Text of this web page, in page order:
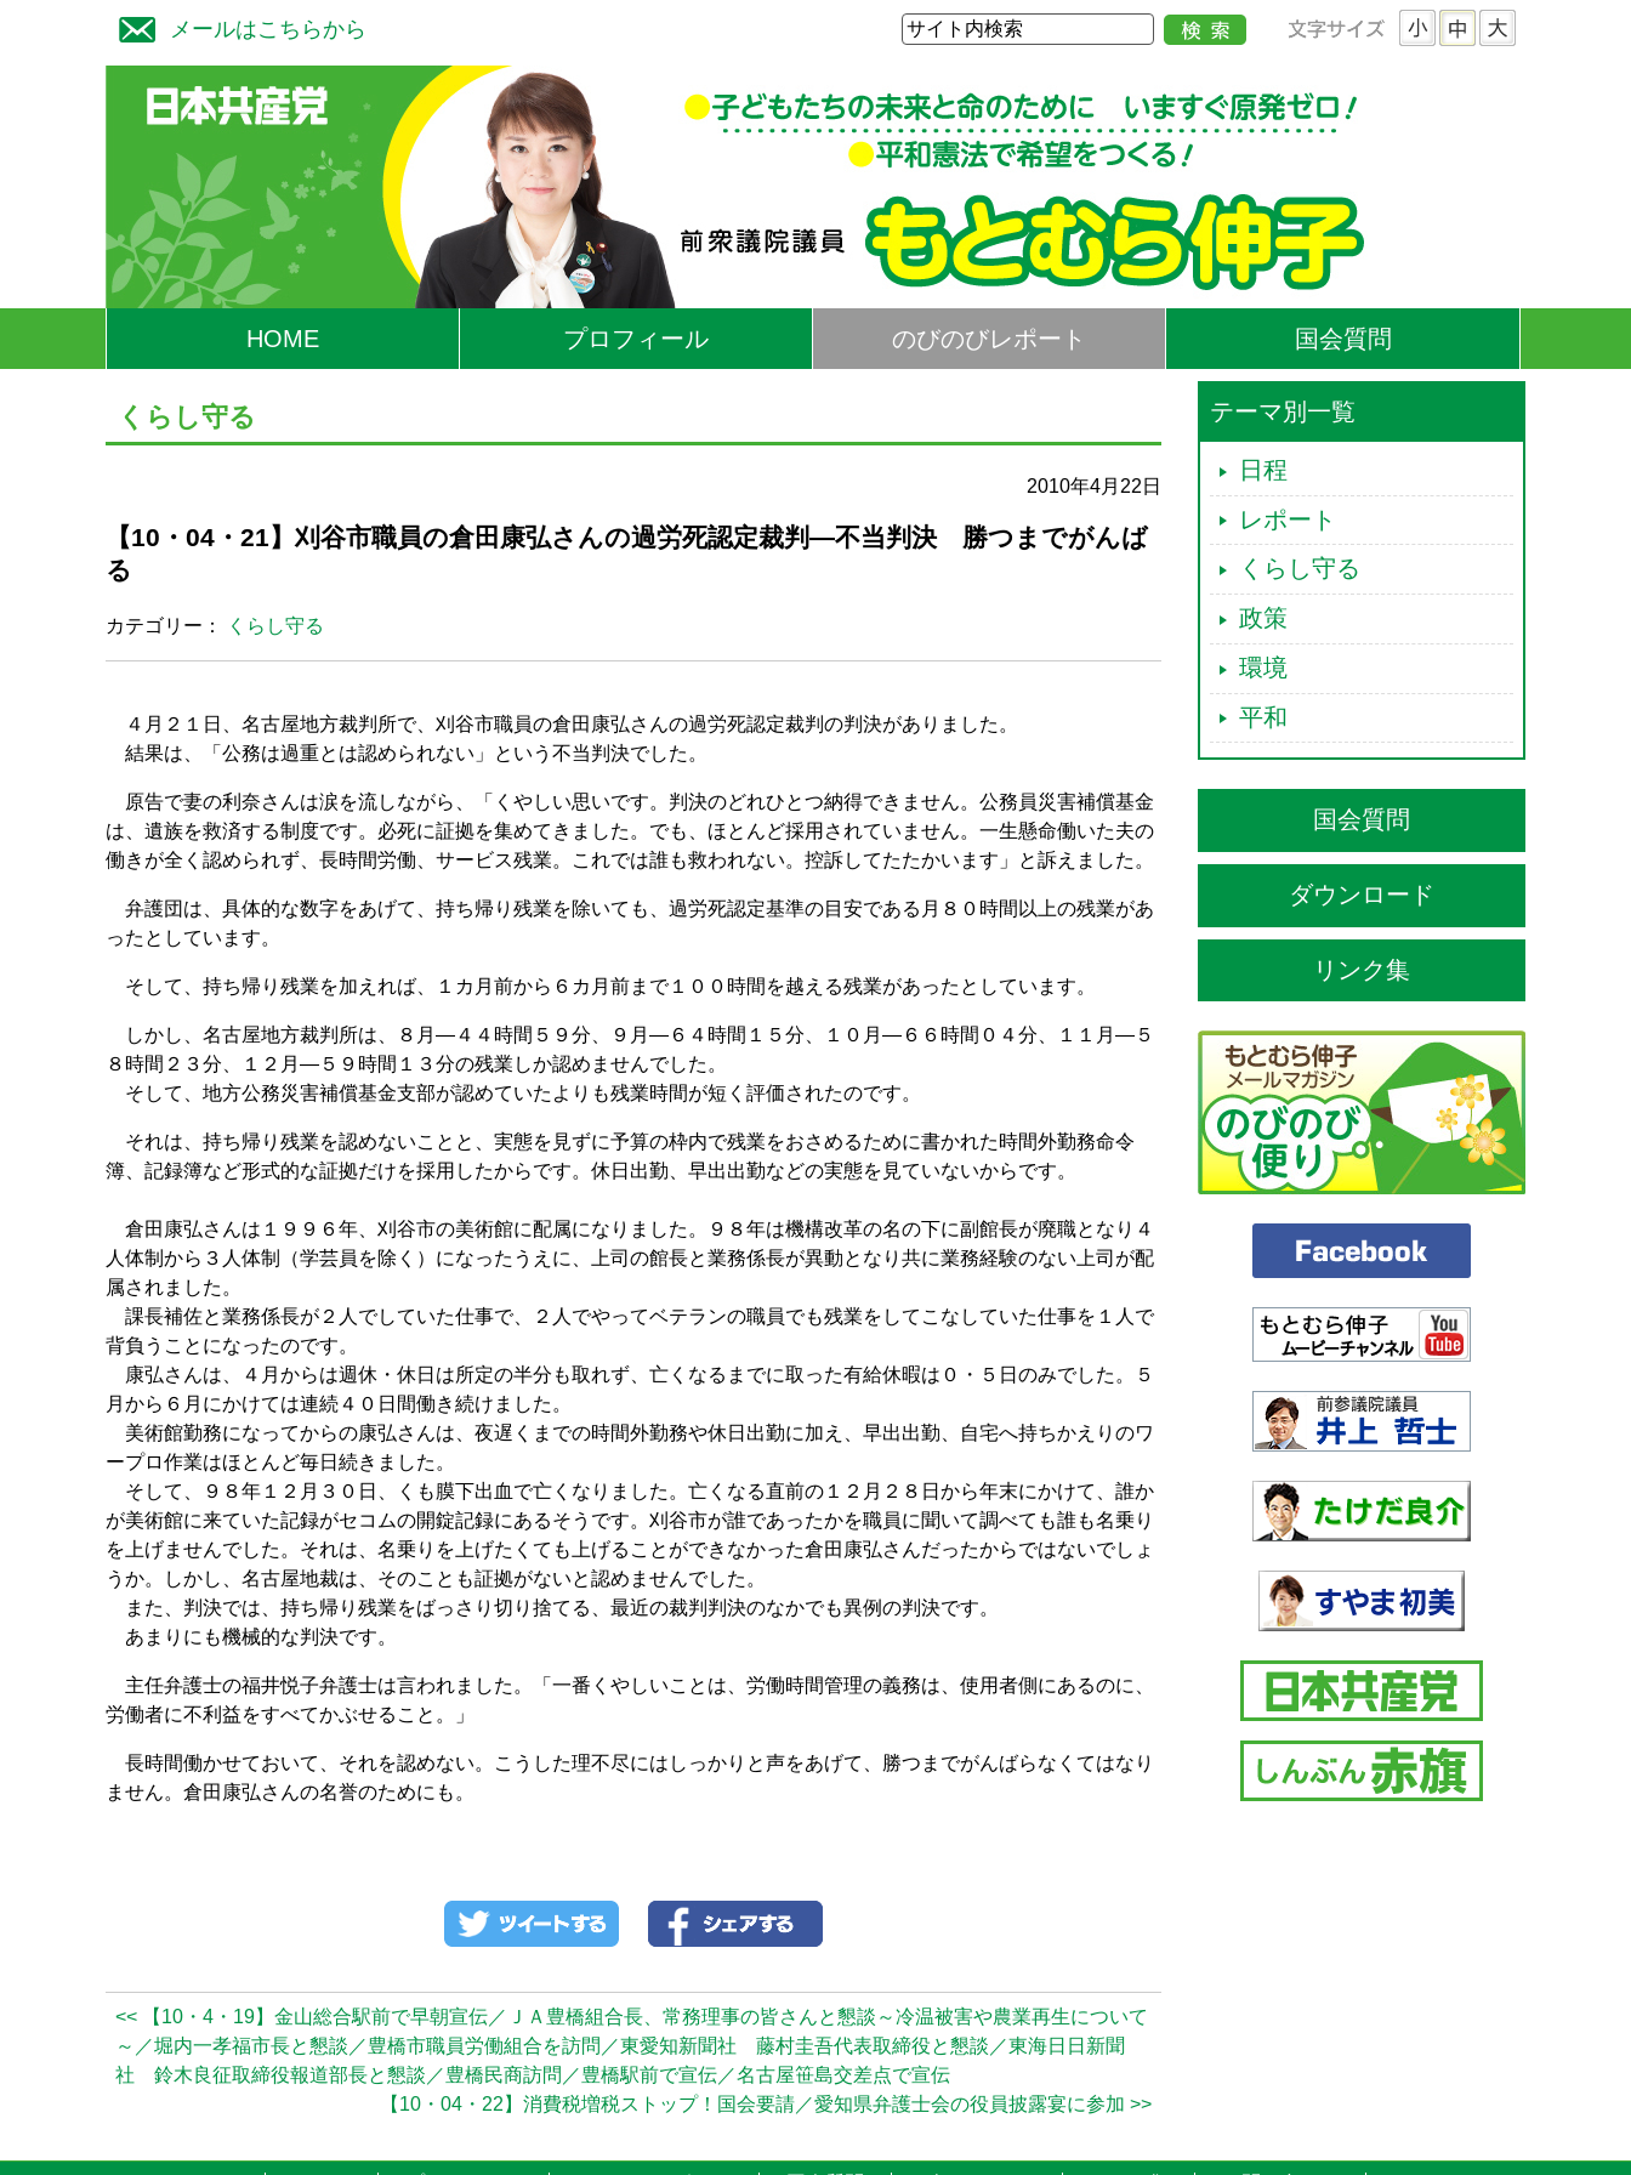
メールはこちらから
HOME プロフィール のびのびレポート 国会質問
くらし守る
2010年4月22日
【10・04・21】刈谷市職員の倉田康弘さんの過労死認定裁判―不当判決 勝つまでがんば
る
カテゴリー： くらし守る
４月２１日、名古屋地方裁判所で、刈谷市職員の倉田康弘さんの過労死認定裁判の判決がありました。
結果は、「公務は過重とは認められない」という不当判決でした。
原告で妻の利奈さんは涙を流しながら、「くやしい思いです。判決のどれひとつ納得できません。公務員災害補償基金
は、遺族を救済する制度です。必死に証拠を集めてきました。でも、ほとんど採用されていません。一生懸命働いた夫の
働きが全く認められず、長時間労働、サービス残業。これでは誰も救われない。控訴してたたかいます」と訴えました。
弁護団は、具体的な数字をあげて、持ち帰り残業を除いても、過労死認定基準の目安である月８０時間以上の残業があ
ったとしています。
そして、持ち帰り残業を加えれば、１カ月前から６カ月前まで１００時間を越える残業があったとしています。
しかし、名古屋地方裁判所は、８月―４４時間５９分、９月―６４時間１５分、１０月―６６時間０４分、１１月―５
８時間２３分、１２月―５９時間１３分の残業しか認めませんでした。
そして、地方公務災害補償基金支部が認めていたよりも残業時間が短く評価されたのです。
それは、持ち帰り残業を認めないことと、実態を見ずに予算の枠内で残業をおさめるために書かれた時間外勤務命令
簿、記録簿など形式的な証拠だけを採用したからです。休日出勤、早出出勤などの実態を見ていないからです。
倉田康弘さんは１９９６年、刈谷市の美術館に配属になりました。９８年は機構改革の名の下に副館長が廃職となり４
人体制から３人体制（学芸員を除く）になったうえに、上司の館長と業務係長が異動となり共に業務経験のない上司が配
属されました。
課長補佐と業務係長が２人でしていた仕事で、２人でやってベテランの職員でも残業をしてこなしていた仕事を１人で
背負うことになったのです。
康弘さんは、４月からは週休・休日は所定の半分も取れず、亡くなるまでに取った有給休暇は０・５日のみでした。５
月から６月にかけては連続４０日間働き続けました。
美術館勤務になってからの康弘さんは、夜遅くまでの時間外勤務や休日出勤に加え、早出出勤、自宅へ持ちかえりのワ
ープロ作業はほとんど毎日続きました。
そして、９８年１２月３０日、くも膜下出血で亡くなりました。亡くなる直前の１２月２８日から年末にかけて、誰か
が美術館に来ていた記録がセコムの開錠記録にあるそうです。刈谷市が誰であったかを職員に聞いて調べても誰も名乗り
を上げませんでした。それは、名乗りを上げたくても上げることができなかった倉田康弘さんだったからではないでしょ
うか。しかし、名古屋地裁は、そのことも証拠がないと認めませんでした。
また、判決では、持ち帰り残業をばっさり切り捨てる、最近の裁判判決のなかでも異例の判決です。
あまりにも機械的な判決です。
主任弁護士の福井悦子弁護士は言われました。「一番くやしいことは、労働時間管理の義務は、使用者側にあるのに、
労働者に不利益をすべてかぶせること。」
長時間働かせておいて、それを認めない。こうした理不尽にはしっかりと声をあげて、勝つまでがんばらなくてはなり
ません。倉田康弘さんの名誉のためにも。
<< 【10・4・19】金山総合駅前で早朝宣伝／ＪＡ豊橋組合長、常務理事の皆さんと懇談～冷温被害や農業再生について
～／堀内一孝福市長と懇談／豊橋市職員労働組合を訪問／東愛知新聞社 藤村圭吾代表取締役と懇談／東海日日新聞
社 鈴木良征取締役報道部長と懇談／豊橋民商訪問／豊橋駅前で宣伝／名古屋笹島交差点で宣伝
【10・04・22】消費税増税ストップ！国会要請／愛知県弁護士会の役員披露宴に参加 >>
テーマ別一覧
日程
レポート
くらし守る
政策
環境
平和
国会質問
ダウンロード
リンク集